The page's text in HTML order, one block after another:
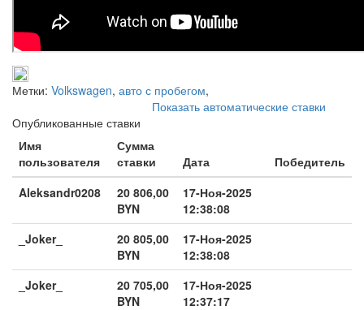
Метки: Volkswagen, авто с пробегом,
Показать автоматические ставки
Опубликованные ставки
Имя
пользователя
Сумма
ставки
Дата
Победитель
Aleksandr0208
20 806,00
BYN
17-Ноя-2025
12:38:08
_Joker_
20 805,00
BYN
17-Ноя-2025
12:38:08
_Joker_
20 705,00
BYN
17-Ноя-2025
12:37:17